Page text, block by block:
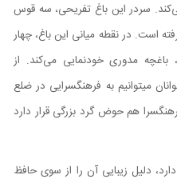
سردر این باغ تفریحی، سه قوس
است. در نقطه میانی این باغ، چهار
باغچه مدوری خودنمایی می‌کند. از
امکانات تفریحی آن برای کودکان و نوجوانان می‎توانیم به فرهنگسرایی در ضلع
هم حوض گرد بزرگی قرار دارد
دلیل زیبایی آن را از سوی حافظ